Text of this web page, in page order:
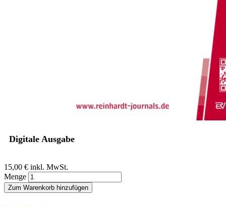
Arbeitswirklichkeit in der Interdisziplinären Frühförderung
Digitale Ausgabe
15,00 € inkl. MwSt.
Menge
Zum Warenkorb hinzufügen